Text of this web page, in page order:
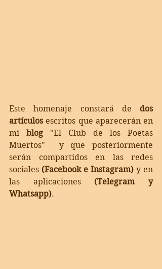
Este homenaje constará de dos
artículos escritos que aparecerán en
mi blog "El Club de los Poetas
Muertos"  y que posteriormente
serán compartidos en las redes
sociales (Facebook e Instagram) y en
las aplicaciones (Telegram y
Whatsapp).